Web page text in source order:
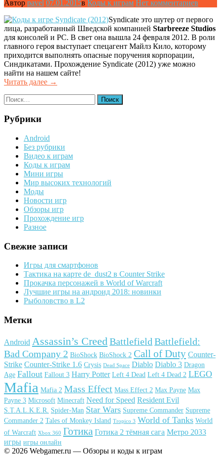
Автор pavel 07.01.2015в Коды к играм Нет комментариев
Syndicate это шутер от первого
лица, разработанный Шведской компанией Starbreeze Studios
для консолей и PC. В свет она вышла 24 февраля 2012. В роли
главного героя выступает спецагент Майлз Кило, которому
приходится выполнять опасные поручения корпорации,
Синдикатами. Прохождение Syndicate (2012) уже можно
найти на нашем сайте!
Читать далее «Коды
→
Найти:
Рубрики
Android
Без рубрики
Видео к играм
Коды к играм
Мини игры
Мир высоких технологий
Моды
Новости игр
Обзоры игр
Прохождение игр
Разное
Свежие записи
Игры для смартфонов
Тактика на карте de_dust2 в Counter Strike
Прокачка персонажей в World of Warcraft
Лучшие игры на андроид 2018: новинки
Рыболовство в L2
Метки
Android Assassin’s Creed Battlefield Battlefield:
Bad Company 2 BioShock BioShock 2 Call of Duty Counter-
Strike Counter-Strike 1.6 Crysis Dead Space Diablo Diablo 3 Dragon
Age Fallout Fallout 3 Harry Potter Left 4 Dead Left 4 Dead 2 LEGO
Mafia Mafia 2 Mass Effect Mass Effect 2 Max Payne Max
Payne 3 Microsoft Minecraft Need for Speed Resident Evil
S.T.A.L.K.E.R. Spider-Man Star Wars Supreme Commander Supreme
Commander 2 Tales of Monkey Island Tropico 3 World of Tanks World
of Warcraft Xbox 360 Готика Готика 2 тёмная сага Метро 2033
игры игры онлайн
© 2026 Webgamer.ru — Обзоры и коды к играм